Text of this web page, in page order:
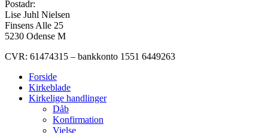
Postadr:
Lise Juhl Nielsen
Finsens Alle 25
5230 Odense M
CVR: 61474315 – bankkonto 1551 6449263
Forside
Kirkeblade
Kirkelige handlinger
Dåb
Konfirmation
Vielse